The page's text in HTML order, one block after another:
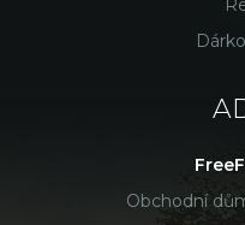
Obchodní